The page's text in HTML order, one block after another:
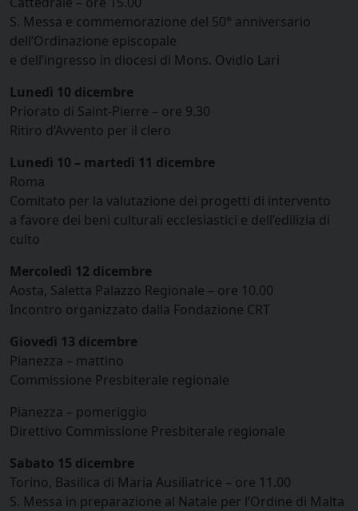
S. Messa e commemorazione del 50° anniversario
dell’Ordinazione episcopale
e dell’ingresso in diocesi di Mons. Ovidio Lari
Lunedì 10 dicembre
Priorato di Saint-Pierre – ore 9.30
Ritiro d’Avvento per il clero
Lunedì 10 – martedì 11 dicembre
Roma
Comitato per la valutazione dei progetti di intervento
a favore dei beni culturali ecclesiastici e dell’edilizia di
culto
Mercoledì 12 dicembre
Aosta, Saletta Palazzo Regionale – ore 10.00
Incontro organizzato dalla Fondazione CRT
Giovedì 13 dicembre
Pianezza – mattino
Commissione Presbiterale regionale
Pianezza – pomeriggio
Direttivo Commissione Presbiterale regionale
Sabato 15 dicembre
Torino, Basilica di Maria Ausiliatrice – ore 11.00
S. Messa in preparazione al Natale per l’Ordine di Malta